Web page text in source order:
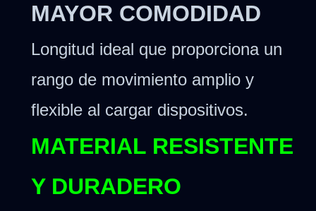
MAYOR COMODIDAD
Longitud ideal que proporciona un
rango de movimiento amplio y
flexible al cargar dispositivos.
MATERIAL RESISTENTE
Y DURADERO